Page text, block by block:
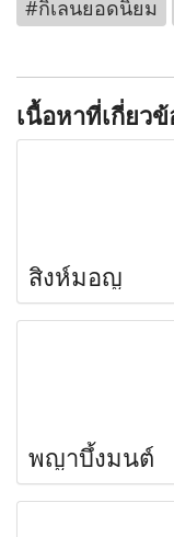
#กิเลนยอดนิยม
เนื้อหาที่เกี่ยวข้
สิงห์มอญ
พญาบึ้งมนต์